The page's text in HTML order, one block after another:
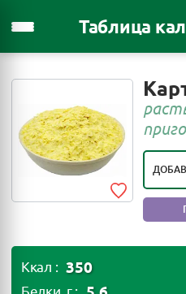
Таблица
Ккал : 350